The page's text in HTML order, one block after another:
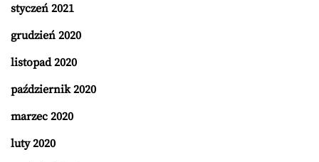
styczeń 2021
grudzień 2020
listopad 2020
październik 2020
marzec 2020
luty 2020